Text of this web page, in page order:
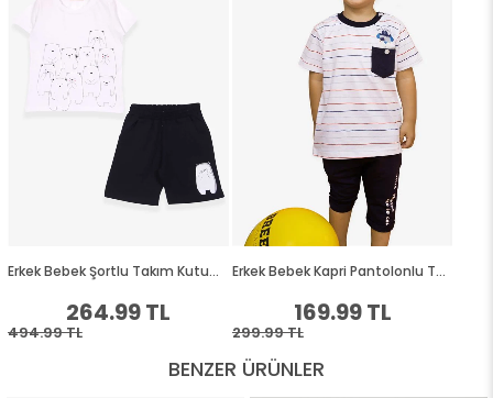
BENZER ÜRÜNLER